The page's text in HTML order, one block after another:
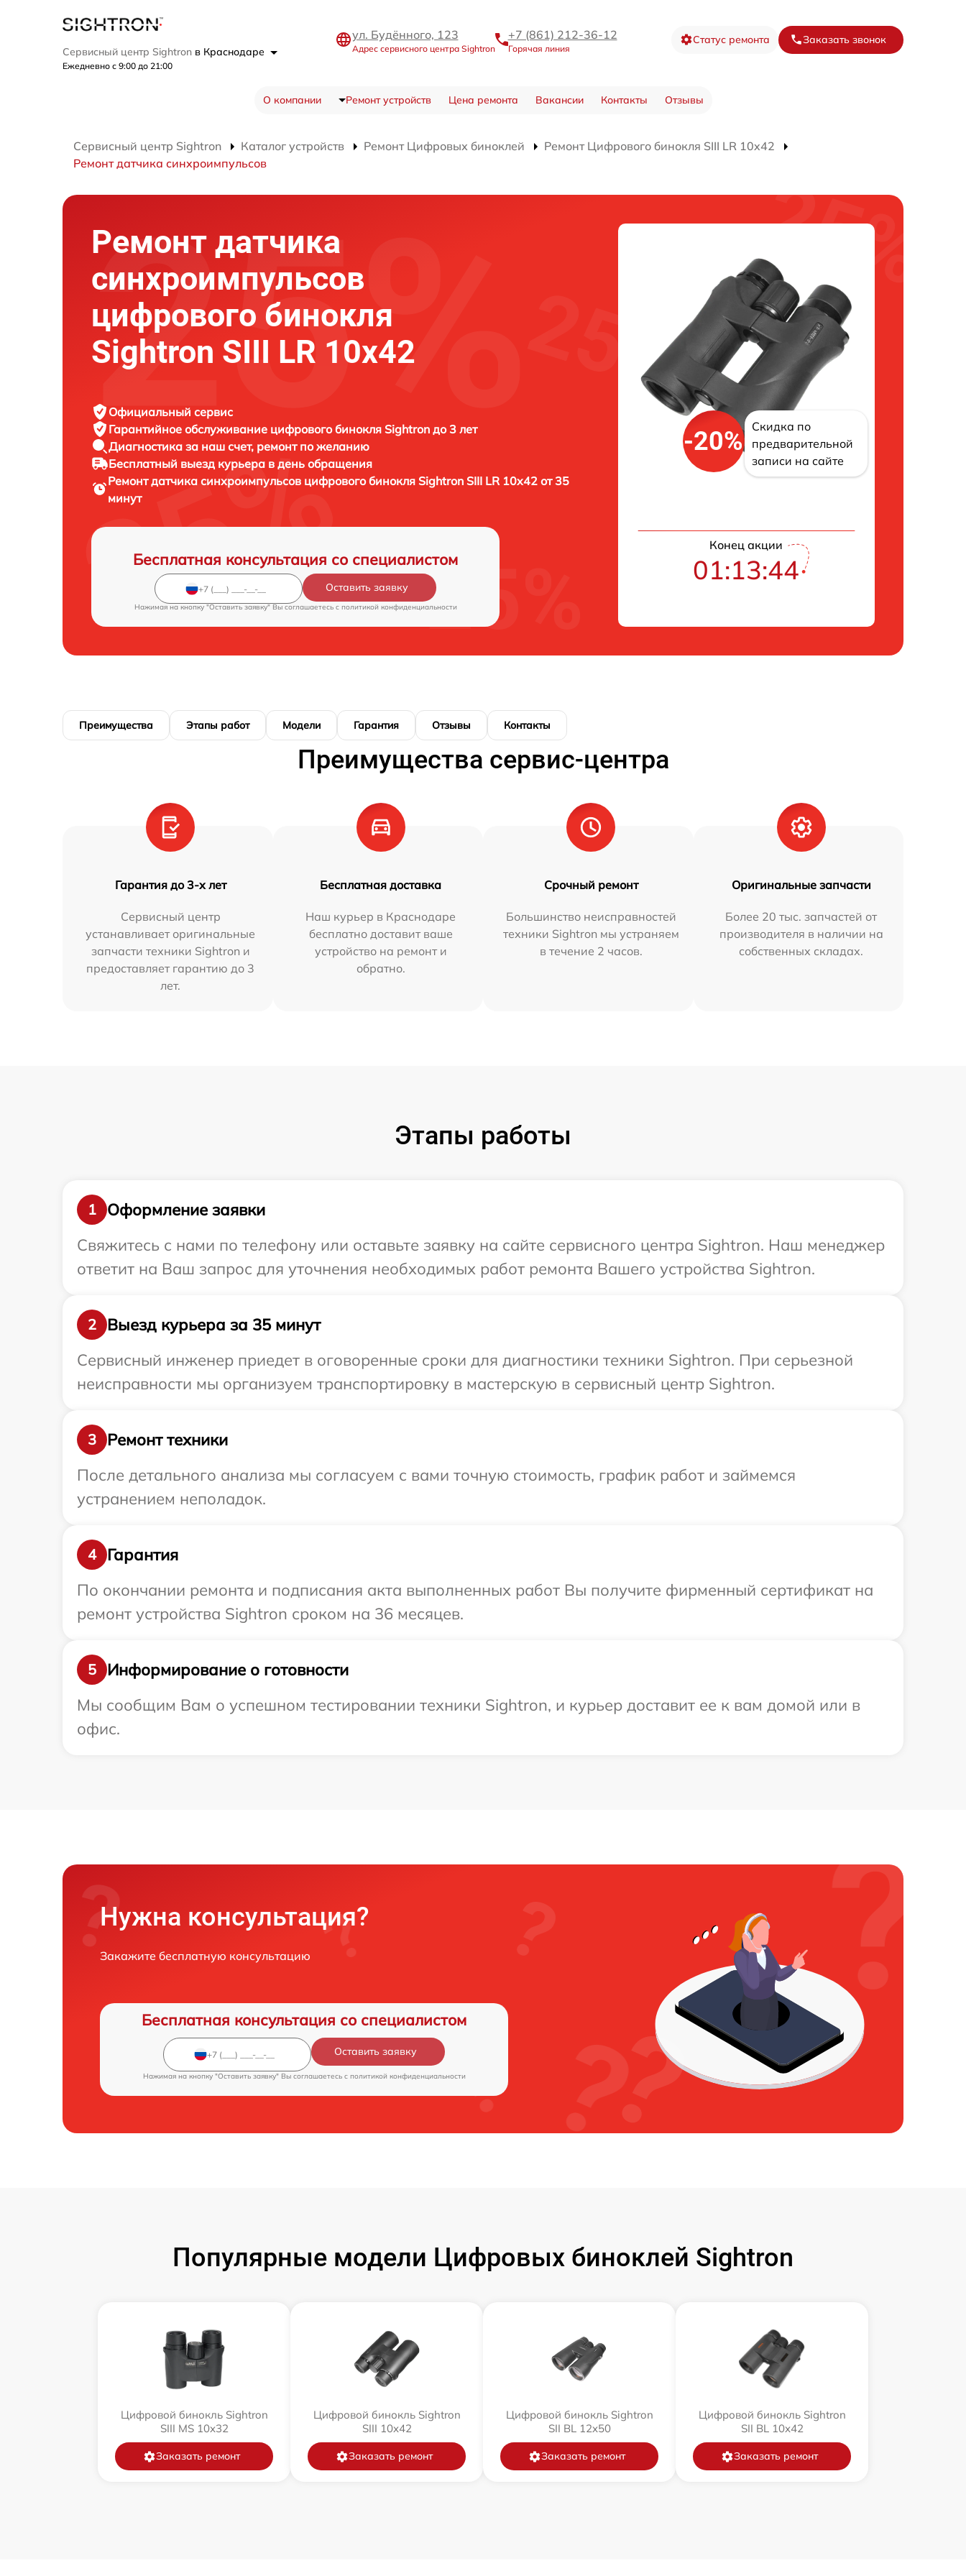
Сервисный центр Sightron в Краснодаре
Ежедневно с 9:00 до 21:00
ул. Будённого, 123
Адрес сервисного центра Sightron
+7 (861) 212-36-12
Горячая линия
Статус ремонта Заказать звонок
О компании Ремонт устройств Цена ремонта Вакансии Контакты Отзывы
Сервисный центр Sightron Каталог устройств Ремонт Цифровых биноклей
Ремонт Цифрового бинокля SIII LR 10x42
Ремонт датчика синхроимпульсов
Ремонт датчика
синхроимпульсов
цифрового бинокля
Sightron SIII LR 10x42
Официальный сервис
Гарантийное обслуживание цифрового бинокля Sightron до 3 лет
Диагностика за наш счет, ремонт по желанию
Бесплатный выезд курьера в день обращения
Ремонт датчика синхроимпульсов цифрового бинокляSightron SIII LR 10x42 от 35
минут
Бесплатная консультация со специалистом
Оставить заявку
Нажимая на кнопку "Оставить заявку" Вы соглашаетесь c политикой конфиденциальности
-20%
Скидка по
предварительной
записи на сайте
Конец акции
01:13:42
Преимущества Этапы работ Модели Гарантия Отзывы Контакты
Преимущества сервис-центра
Гарантия до 3-х лет
Сервисный центр
устанавливает оригинальные
запчасти техники Sightron и
предоставляет гарантию до 3
лет.
Бесплатная доставка
Наш курьер в Краснодаре
бесплатно доставит ваше
устройство на ремонт и
обратно.
Срочный ремонт
Большинство неисправностей
техники Sightron мы устраняем
в течение 2 часов.
Оригинальные запчасти
Более 20 тыс. запчастей от
производителя в наличии на
собственных складах.
Этапы работы
1
Оформление заявки
Свяжитесь с нами по телефону или оставьте заявку на сайте сервисного центра Sightron. Наш менеджер
ответит на Ваш запрос для уточнения необходимых работ ремонта Вашего устройства Sightron.
2
Выезд курьера за 35 минут
Сервисный инженер приедет в оговоренные сроки для диагностики техники Sightron. При серьезной
неисправности мы организуем транспортировку в мастерскую в сервисный центр Sightron.
3
Ремонт техники
После детального анализа мы согласуем с вами точную стоимость, график работ и займемся
устранением неполадок.
4
Гарантия
По окончании ремонта и подписания акта выполненных работ Вы получите фирменный сертификат на
ремонт устройства Sightron сроком на 36 месяцев.
5
Информирование о готовности
Мы сообщим Вам о успешном тестировании техники Sightron, и курьер доставит ее к вам домой или в
офис.
Нужна консультация?
Закажите бесплатную консультацию
Бесплатная консультация со специалистом
Оставить заявку
Нажимая на кнопку "Оставить заявку" Вы соглашаетесь c политикой конфиденциальности
Популярные модели Цифровых биноклей Sightron
Цифровой бинокль Sightron
SIII MS 10x32
Заказать ремонт
Цифровой бинокль Sightron
SIII 10x42
Заказать ремонт
Цифровой бинокль Sightron
SII BL 12x50
Заказать ремонт
Цифровой бинокль Sightron
SII BL 10x42
Заказать ремонт